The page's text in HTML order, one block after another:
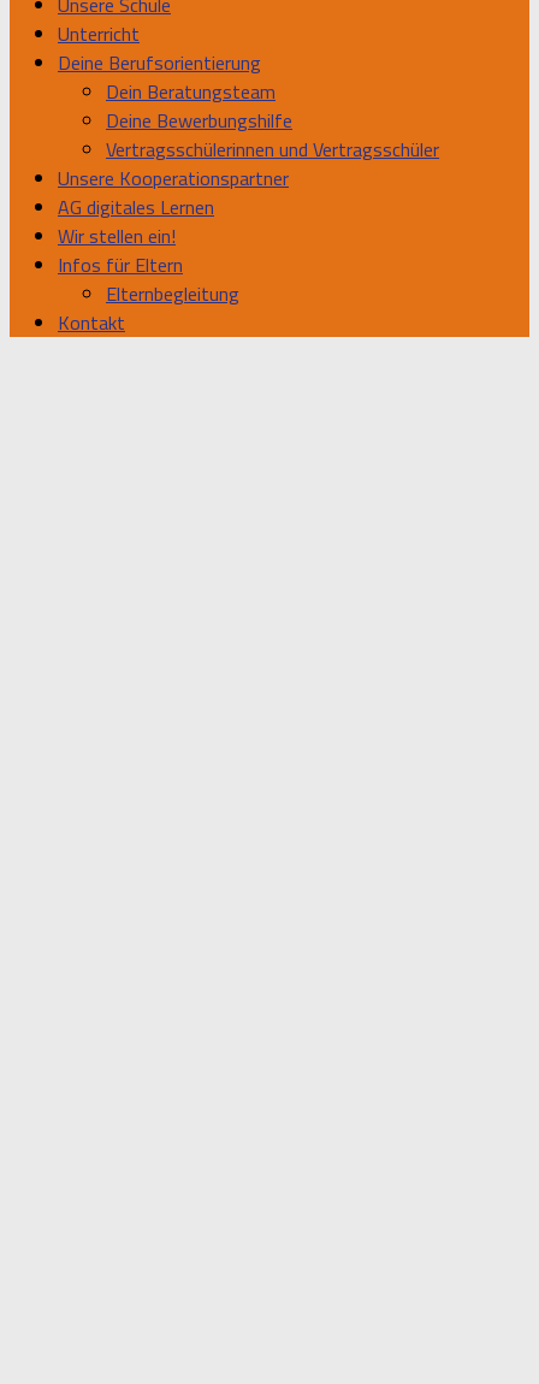
Unterricht
Deine Berufsorientierung
Dein Beratungsteam
Deine Bewerbungshilfe
Vertragsschülerinnen und Vertragsschüler
Unsere Kooperationspartner
AG digitales Lernen
Wir stellen ein!
Infos für Eltern
Elternbegleitung
Kontakt